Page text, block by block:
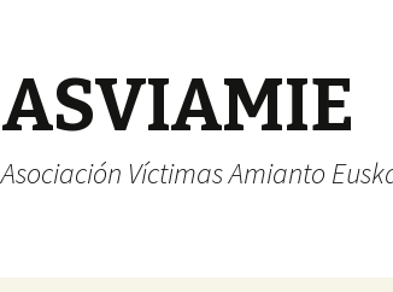
ASVIAMIE
Asociación Víctimas Amianto